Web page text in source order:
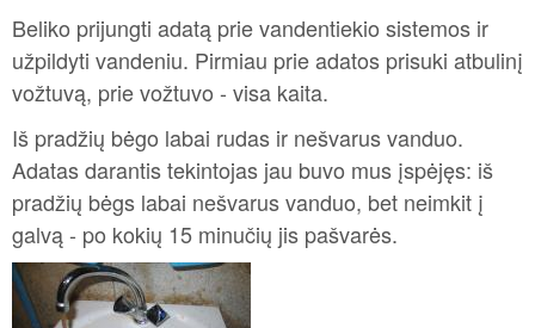
Beliko prijungti adatą prie vandentiekio sistemos ir
užpildyti vandeniu. Pirmiau prie adatos prisuki atbulinį
vožtuvą, prie vožtuvo - visa kaita.
Iš pradžių bėgo labai rudas ir nešvarus vanduo.
Adatas darantis tekintojas jau buvo mus įspėjęs: iš
pradžių bėgs labai nešvarus vanduo, bet neimkit į
galvą - po kokių 15 minučių jis pašvarės.